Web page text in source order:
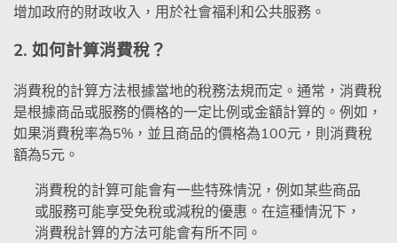
增加政府的財政收入，用於社會福利和公共服務。
2. 如何計算消費稅？
消費稅的計算方法根據當地的稅務法規而定。通常，消費稅
是根據商品或服務的價格的一定比例或金額計算的。例如，
如果消費稅率為5%，並且商品的價格為100元，則消費稅
額為5元。
消費稅的計算可能會有一些特殊情況，例如某些商品
或服務可能享受免稅或減稅的優惠。在這種情況下，
消費稅計算的方法可能會有所不同。